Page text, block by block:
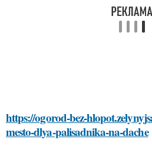
https://ogorod-bez-
mesto-dlya-palisadnika-na-dache